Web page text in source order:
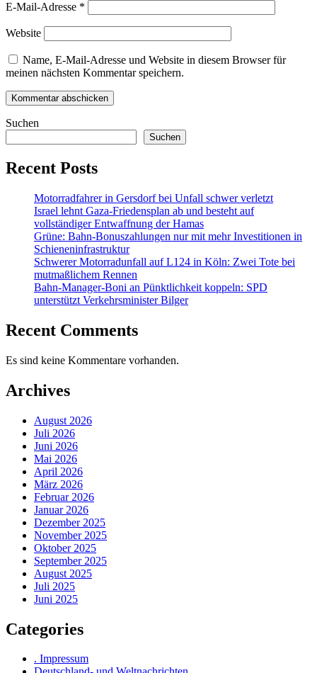
E-Mail-Adresse *
Website
Name, E-Mail-Adresse und Website in diesem Browser für
meinen nächsten Kommentar speichern.
Suchen
Suchen
Recent Posts
Motorradfahrer in Gersdorf bei Unfall schwer verletzt
Israel lehnt Gaza-Friedensplan ab und besteht auf
vollständiger Entwaffnung der Hamas
Grüne: Bahn-Bonuszahlungen nur mit mehr Investitionen in
Schieneninfrastruktur
Schwerer Motorradunfall auf L124 in Köln: Zwei Tote bei
mutmaßlichem Rennen
Bahn-Manager-Boni an Pünktlichkeit koppeln: SPD
unterstützt Verkehrsminister Bilger
Recent Comments
Es sind keine Kommentare vorhanden.
Archives
August 2026
Juli 2026
Juni 2026
Mai 2026
April 2026
März 2026
Februar 2026
Januar 2026
Dezember 2025
November 2025
Oktober 2025
September 2025
August 2025
Juli 2025
Juni 2025
Categories
. Impressum